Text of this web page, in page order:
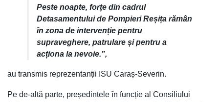
Peste noapte, forțe din cadrul
Detasamentului de Pompieri Reșița rămân
în zona de intervenție pentru
supraveghere, patrulare și pentru a
acționa la nevoie.”,
au transmis reprezentanții ISU Caraș-Severin.
Pe de-altă parte, președintele în funcție al Consiliului